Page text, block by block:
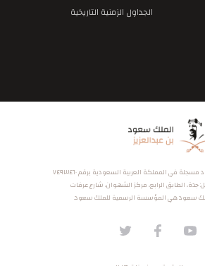
الجداول الزمنية التاريخية
في المملكة العربية السعودية برقم ٧٤٩٣٤٦٠
جدة، الطابق الرابع، مركز الشهوان، شارع عرفات
سعود هي المؤسسة الرسمية للملك سعود.